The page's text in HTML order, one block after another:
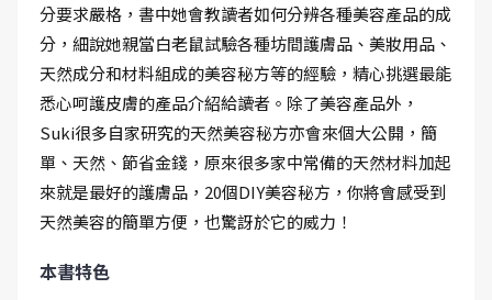
分要求嚴格，書中她會教讀者如何分辨各種美容產品的成
分，細說她親當白老鼠試驗各種坊間護膚品、美妝用品、
天然成分和材料組成的美容秘方等的經驗，精心挑選最能
悉心呵護皮膚的產品介紹給讀者。除了美容產品外，
Suki很多自家研究的天然美容秘方亦會來個大公開，簡
單、天然、節省金錢，原來很多家中常備的天然材料加起
來就是最好的護膚品，20個DIY美容秘方，你將會感受到
天然美容的簡單方便，也驚訝於它的威力！
本書特色